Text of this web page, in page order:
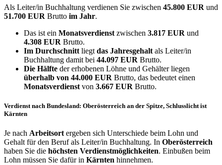
Als Leiter/in Buchhaltung verdienen Sie zwischen 45.800 EUR und
51.700 EUR Brutto im Jahr.
Das ist ein Monatsverdienst zwischen 3.817 EUR und
4.308 EUR Brutto.
Im Durchschnitt liegt das Jahresgehalt als Leiter/in
Buchhaltung damit bei 44.097 EUR Brutto.
Die Hälfte der erhobenen Löhne und Gehälter liegen
überhalb von 44.000 EUR Brutto, das bedeutet einen
Monatsverdienst von 3.667 EUR Brutto.
Verdienst nach Bundesland: Oberösterreich an der Spitze, Schlusslicht ist
Kärnten
Je nach Arbeitsort ergeben sich Unterschiede beim Lohn und
Gehalt für den Beruf als Leiter/in Buchhaltung. In Oberösterreich
haben Sie die höchsten Verdienstmöglichkeiten. Einbußen beim
Lohn müssen Sie dafür in Kärnten hinnehmen.